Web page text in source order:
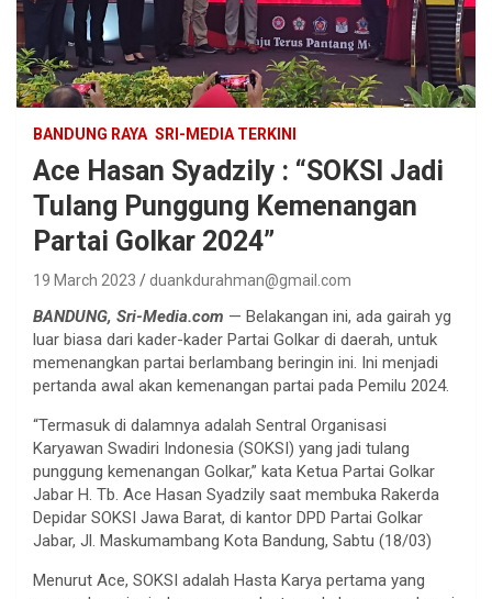
BANDUNG RAYA SRI-MEDIA TERKINI
Ace Hasan Syadzily : “SOKSI Jadi
Tulang Punggung Kemenangan
Partai Golkar 2024”
19 March 2023 duankdurahman@gmail.com
BANDUNG, Sri-Media.com — Belakangan ini, ada gairah yg
luar biasa dari kader-kader Partai Golkar di daerah, untuk
memenangkan partai berlambang beringin ini. Ini menjadi
pertanda awal akan kemenangan partai pada Pemilu 2024.
“Termasuk di dalamnya adalah Sentral Organisasi
Karyawan Swadiri Indonesia (SOKSI) yang jadi tulang
punggung kemenangan Golkar,” kata Ketua Partai Golkar
Jabar H. Tb. Ace Hasan Syadzily saat membuka Rakerda
Depidar SOKSI Jawa Barat, di kantor DPD Partai Golkar
Jabar, Jl. Maskumambang Kota Bandung, Sabtu (18/03)
Menurut Ace, SOKSI adalah Hasta Karya pertama yang